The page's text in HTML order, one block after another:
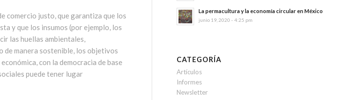
comercio justo, que garantiza que los
y que los insumos (por ejemplo, los
las huellas ambientales,
de manera sostenible, los objetivos
con la democracia de base
puede tener lugar
La permacultura y la economía circular en México
junio 19, 2020 - 4:25 pm
CATEGORÍA
Artículos
Informes
Newsletter